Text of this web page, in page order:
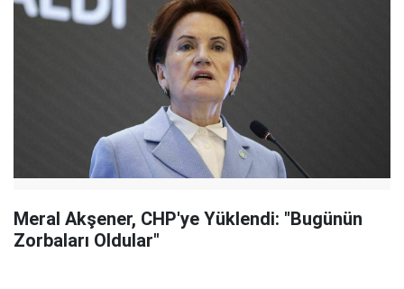
Meral Akşener, CHP'ye Yüklendi: "Bugünün
Zorbaları Oldular"